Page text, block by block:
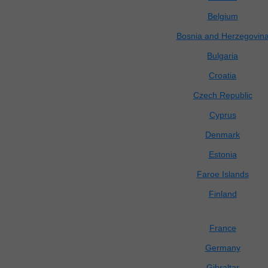
Belgium
Bosnia and
Bulgaria
Croatia
Czech Republic
Cyprus
Denmark
Estonia
Faroe Islands
Finland
France
Germany